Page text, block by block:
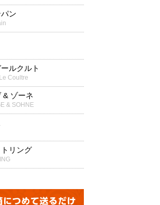
ン
ルクルト
Coultre
& ゾーネ
& SOHNE
リング